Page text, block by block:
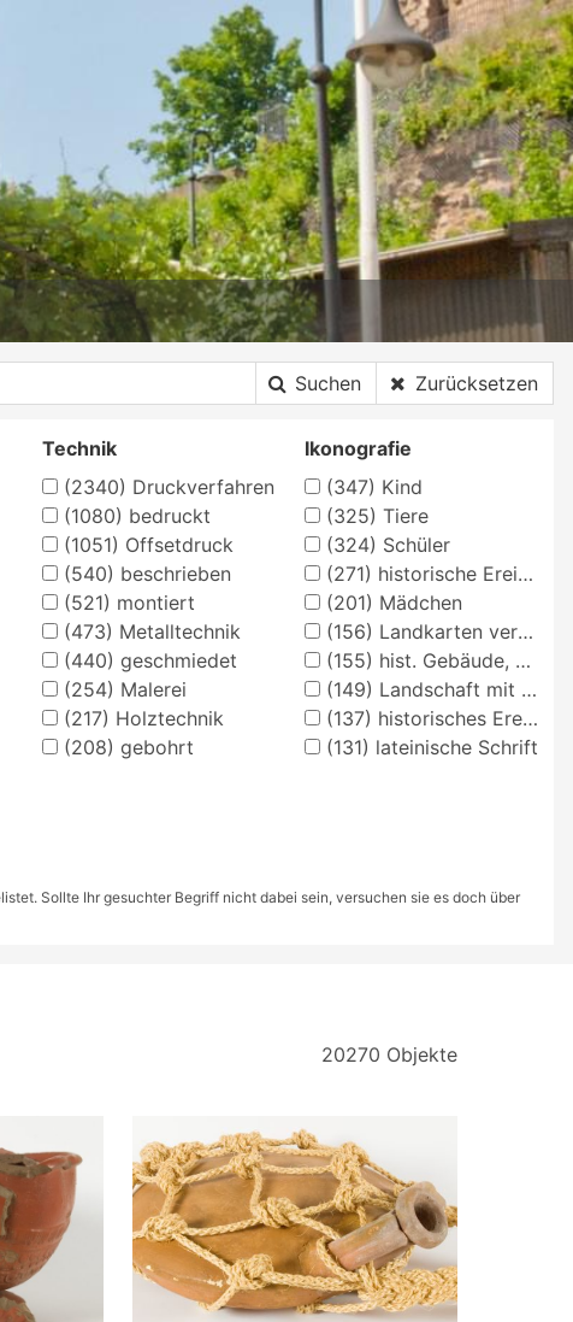
Suchen Zurücksetzen
Technik
(2340) Druckverfahren
(1080) bedruckt
(1051) Offsetdruck
(540) beschrieben
(521) montiert
(473) Metalltechnik
(440) geschmiedet
(254) Malerei
(217) Holztechnik
(208) gebohrt
Ikonografie
(347) Kind
(325) Tiere
(324) Schüler
(271) historische Ereignisse, Personen, Orte
(201) Mädchen
(156) Landkarten verschiedener Länder und Regionen
(155) hist. Gebäude, Örtlichkeit, Straße
(149) Landschaft mit Anlagen
(137) historisches Ereignis, Situation
(131) lateinische Schrift
Sollte Ihr gesuchter Begriff nicht dabei sein, versuchen sie es doch über
20270 Objekte